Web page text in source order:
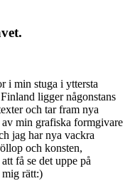
i min stuga i yttersta
ligger någonstans
och tar fram nya
min grafiska formgivare
jag har nya vackra
och konsten,
få se det uppe på
rätt:)